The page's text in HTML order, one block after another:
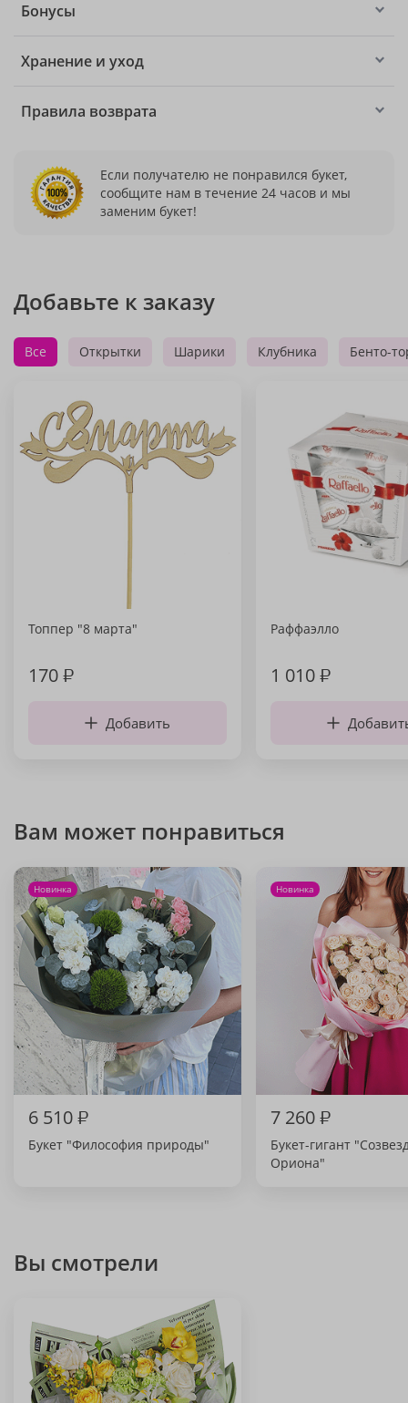
Бонусы
Хранение и уход
Правила возврата
Если получателю не понравился букет,
сообщите нам в течение 24 часов и мы
заменим букет!
Добавьте к заказу
Все Открытки Шарики Клубника Бенто-
Топпер "8 марта"
170₽
Добавить
Раффаэлло
1 010₽
Вам может понравиться
Новинка
6 510₽
Букет "Философия природы"
Новинка
7 260₽
Букет-гигант
Ориона"
Вы смотрели